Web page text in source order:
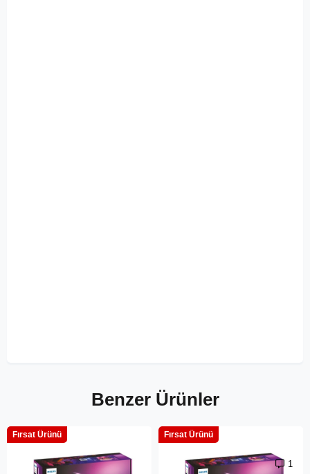
Benzer Ürünler
Fırsat Ürünü
1
Fırsat Ürünü